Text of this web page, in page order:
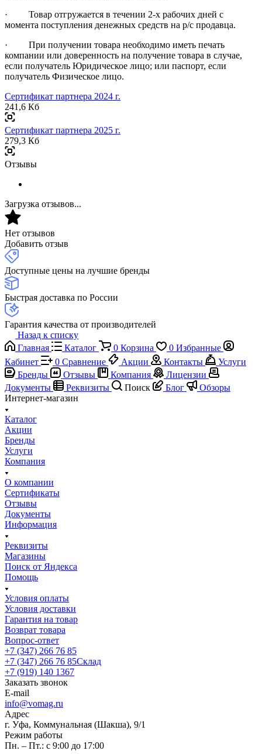
· Товар отгружается в течении 2-х рабочих дней с
момента поступления денежных средств на р/с продавца.
· При получении товара необходимо иметь печать
компании или доверенность на получение товара в случае,
если получатель Юридическое лицо; или паспорт, если
получатель Физическое лицо.
Сертификат партнера 2024 г.
241,6 Кб
Сертификат партнера 2025 г.
279,3 Кб
Отзывы
Загрузка отзывов...
Нет отзывов
Добавить отзыв
Доступные цены на лучшие бренды
Быстрая доставка по России
Гарантия качества от производителей
Назад к списку
Главная
Каталог 0 Корзина 0 Избранные
Кабинет
0 Сравнение Акции Контакты
Услуги
Бренды
Отзывы Компания
Лицензии
Документы
Реквизиты Поиск Блог
Обзоры
Интернет-магазин
Каталог
Акции
Бренды
Услуги
Компания
О компании
Сертификаты
Отзывы
Документы
Информация
Реквизиты
Магазины
Поиск от Яндекса
Помощь
Условия оплаты
Условия доставки
Гарантия на товар
Возврат товара
Вопрос-ответ
+7 (347) 266 76 85
+7 (347) 266 76 85Склад
+7 (919) 140 1367
Заказать звонок
E-mail
info@vomag.ru
Адрес
г. Уфа, Коммунальная (Шакша), 9/1
Режим работы
Пн. – Пт.: с 9:00 до 17:00